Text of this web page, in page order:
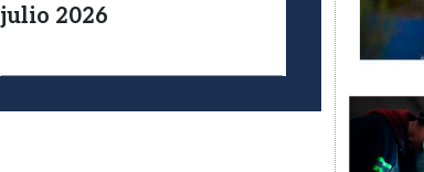
julio 2026
Imagen